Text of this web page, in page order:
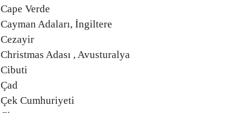
Cape Verde
Cayman Adaları, İngiltere
Cezayir
Christmas Adası , Avusturalya
Cibuti
Çad
Çek Cumhuriyeti